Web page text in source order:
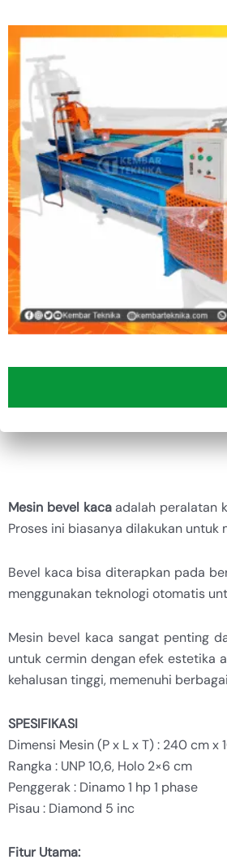
Mesin bevel kacaadalah peralatan
Proses ini biasanya dilakukan
Bevel kaca bisa diterapkan pada
menggunakan teknologi otomatis
Mesin bevel kaca sangat penting
untuk cermin dengan efek estetika
kehalusan tinggi, memenuhi
SPESIFIKASI
Dimensi Mesin (P x L x T) : 240 cm x
Rangka : UNP 10,6, Holo 2×6 cm
Penggerak : Dinamo 1 hp 1 phase
Pisau : Diamond 5 inc
Fitur Utama: